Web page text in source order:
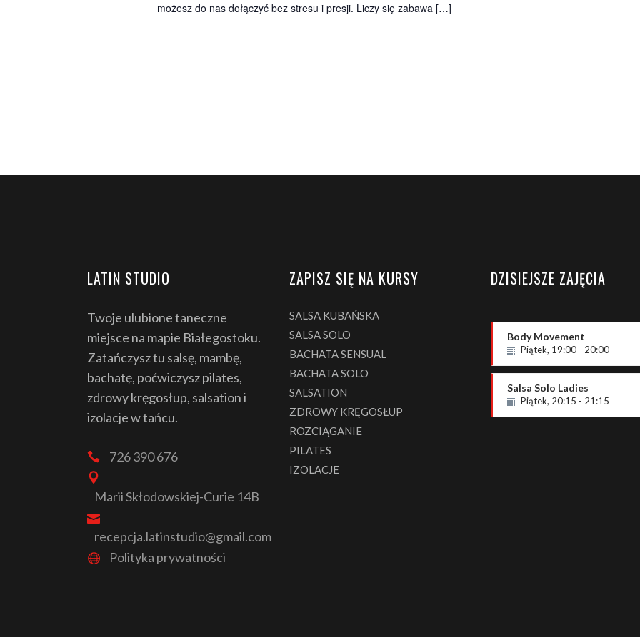
możesz do nas dołączyć bez stresu i presji. Liczy się zabawa […]
LATIN STUDIO
Twoje ulubione taneczne
miejsce na mapie Białegostoku.
Zatańczysz tu salsę, mambę,
bachatę, poćwiczysz pilates,
zdrowy kręgosłup, salsation i
izolacje w tańcu.
726 390 676
Marii Skłodowskiej-Curie 14B
recepcja.latinstudio@gmail.com
Polityka prywatności
ZAPISZ SIĘ NA KURSY
SALSA KUBAŃSKA
SALSA SOLO
BACHATA SENSUAL
BACHATA SOLO
SALSATION
ZDROWY KRĘGOSŁUP
ROZCIĄGANIE
PILATES
IZOLACJE
DZISIEJSZE ZAJĘCIA
Body Movement
Piątek, 19:00 - 20:00
Paweł Zieja
Salsa Solo Ladies
Piątek, 20:15 - 21:15